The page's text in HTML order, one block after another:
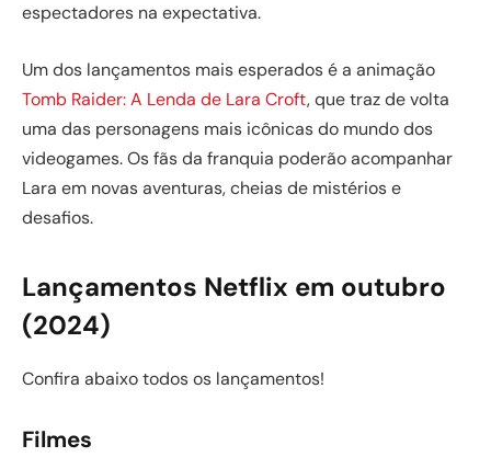
espectadores na expectativa.
Um dos lançamentos mais esperados é a animação
Tomb Raider: A Lenda de Lara Croft, que traz de volta
uma das personagens mais icônicas do mundo dos
videogames. Os fãs da franquia poderão acompanhar
Lara em novas aventuras, cheias de mistérios e
desafios.
Lançamentos Netflix em outubro
(2024)
Confira abaixo todos os lançamentos!
Filmes